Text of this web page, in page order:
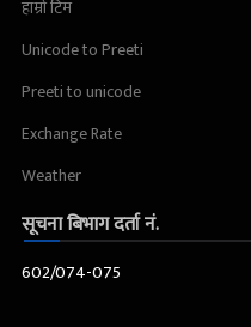
हाम्रो टिम
Unicode to Preeti
Preeti to unicode
Exchange Rate
Weather
सूचना बिभाग दर्ता नं.
602/074-075